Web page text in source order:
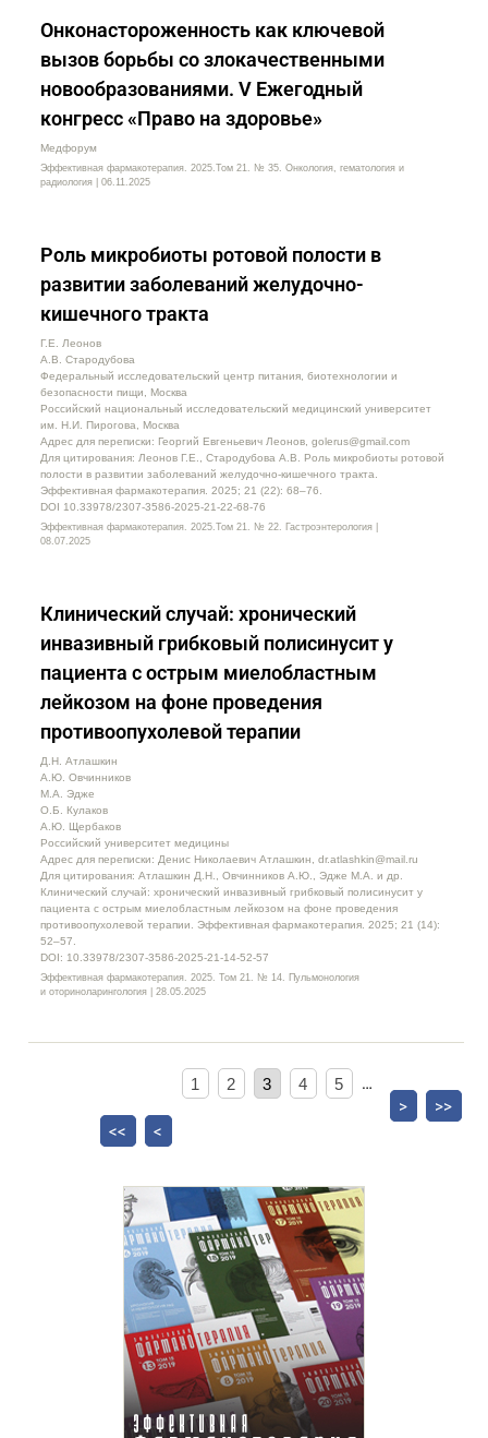
Онконастороженность как ключевой
вызов борьбы со злокачественными
новообразованиями. V Ежегодный
конгресс «Право на здоровье»
Медфорум
Эффективная фармакотерапия. 2025.Том 21. № 35. Онкология, гематология и
радиология | 06.11.2025
Роль микробиоты ротовой полости в
развитии заболеваний желудочно-
кишечного тракта
Г.Е. Леонов
А.В. Стародубова
Федеральный исследовательский центр питания, биотехнологии и
безопасности пищи, Москва
Российский национальный исследовательский медицинский университет
им. Н.И. Пирогова, Москва
Адрес для переписки: Георгий Евгеньевич Леонов, golerus@gmail.com
Для цитирования: Леонов Г.Е., Стародубова А.В. Роль микробиоты ротовой
полости в развитии заболеваний желудочно-кишечного тракта.
Эффективная фармакотерапия. 2025; 21 (22): 68–76.
DOI 10.33978/2307-3586-2025-21-22-68-76
Эффективная фармакотерапия. 2025.Том 21. № 22. Гастроэнтерология |
08.07.2025
Клинический случай: хронический
инвазивный грибковый полисинусит у
пациента с острым миелобластным
лейкозом на фоне проведения
противоопухолевой терапии
Д.Н. Атлашкин
А.Ю. Овчинников
М.А. Эдже
О.Б. Кулаков
А.Ю. Щербаков
Российский университет медицины
Адрес для переписки: Денис Николаевич Атлашкин, dr.atlashkin@mail.ru
Для цитирования: Атлашкин Д.Н., Овчинников А.Ю., Эдже М.А. и др.
Клинический случай: хронический инвазивный грибковый полисинусит у
пациента с острым миелобластным лейкозом на фоне проведения
противоопухолевой терапии. Эффективная фармакотерапия. 2025; 21 (14):
52–57.
DOI: 10.33978/2307-3586-2025-21-14-52-57
Эффективная фармакотерапия. 2025. Том 21. № 14. Пульмонология
и оториноларингология | 28.05.2025
<< <
1 2 3 4 5
…
>
>>